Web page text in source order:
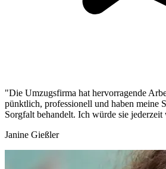
"Die Umzugsfirma hat hervorragende
pünktlich, professionell und haben meine
Sorgfalt behandelt. Ich würde sie
Janine Gießler